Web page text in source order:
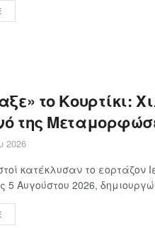
το Κουρτίκι:
της
2026
κατέκλυσαν το εορτάζον
5 Αυγούστου 2026,